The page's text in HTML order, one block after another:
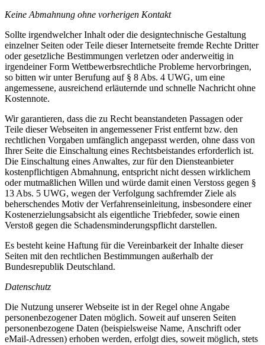
Keine Abmahnung ohne vorherigen Kontakt
Sollte irgendwelcher Inhalt oder die designtechnische Gestaltung
einzelner Seiten oder Teile dieser Internetseite fremde Rechte Dritter
oder gesetzliche Bestimmungen verletzen oder anderweitig in
irgendeiner Form Wettbewerbsrechtliche Probleme hervorbringen,
so bitten wir unter Berufung auf § 8 Abs. 4 UWG, um eine
angemessene, ausreichend erläuternde und schnelle Nachricht ohne
Kostennote.
Wir garantieren, dass die zu Recht beanstandeten Passagen oder
Teile dieser Webseiten in angemessener Frist entfernt bzw. den
rechtlichen Vorgaben umfänglich angepasst werden, ohne dass von
Ihrer Seite die Einschaltung eines Rechtsbeistandes erforderlich ist.
Die Einschaltung eines Anwaltes, zur für den Diensteanbieter
kostenpflichtigen Abmahnung, entspricht nicht dessen wirklichem
oder mutmaßlichen Willen und würde damit einen Verstoss gegen §
13 Abs. 5 UWG, wegen der Verfolgung sachfremder Ziele als
beherschendes Motiv der Verfahrenseinleitung, insbesondere einer
Kostenerzielungsabsicht als eigentliche Triebfeder, sowie einen
Verstoß gegen die Schadensminderungspflicht darstellen.
Es besteht keine Haftung für die Vereinbarkeit der Inhalte dieser
Seiten mit den rechtlichen Bestimmungen außerhalb der
Bundesrepublik Deutschland.
Datenschutz
Die Nutzung unserer Webseite ist in der Regel ohne Angabe
personenbezogener Daten möglich. Soweit auf unseren Seiten
personenbezogene Daten (beispielsweise Name, Anschrift oder
eMail-Adressen) erhoben werden, erfolgt dies, soweit möglich, stets